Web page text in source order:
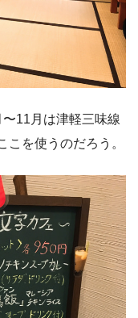
11月は津軽三味線
を使うのだろう。